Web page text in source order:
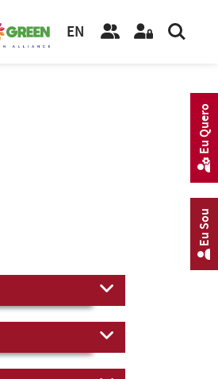
EN
Eu Sou
Eu Quero